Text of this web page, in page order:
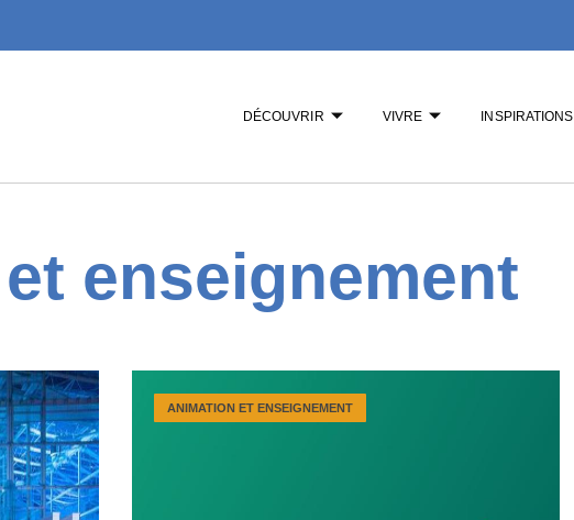
DÉCOUVRIR VIVRE INSPIRATIONS
enseignement
ANIMATION ET ENSEIGNEMENT